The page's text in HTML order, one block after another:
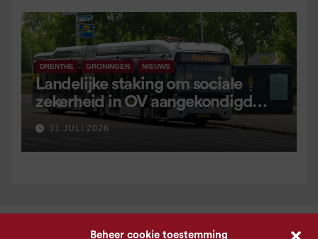
Beheer cookie toestemming
DRENTHE GRONINGEN NIEUWS
Landelijke staking om sociale
zekerheid in OV aangekondigd
voor 9 september
31 JULI 2026